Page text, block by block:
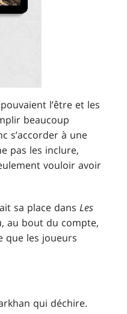
l’être et les
beaucoup
s’accorder à une
pas les inclure,
vouloir avoir
sa place dans Les
au bout du compte,
que les joueurs
qui déchire.